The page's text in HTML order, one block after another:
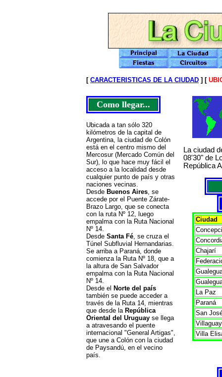
[ CARACTERISTICAS DE LA CIUDAD ] [
Como llegar...
Ubicada a tan sólo 320
kilómetros de la capital de
Argentina, la ciudad de Colón
está en el centro mismo del
Mercosur (Mercado Común del
Sur), lo que hace muy fácil el
acceso a la localidad desde
cualquier punto de país y otras
naciones vecinas.
Desde Buenos Aires, se
accede por el Puente Zárate-
Brazo Largo, que se conecta
con la ruta Nº 12, luego
empalma con la Ruta Nacional
Nº 14.
Desde Santa Fé, se cruza el
Túnel Subfluvial Hernandarias.
Se arriba a Paraná, donde
comienza la Ruta Nº 18, que a
la altura de San Salvador
empalma con la Ruta Nacional
Nº 14.
Desde el Norte del país
también se puede acceder a
través de la Ruta 14, mientras
que desde la República
Oriental del Uruguay se llega
a atravesando el puente
internacional "General Artigas",
que une a Colón con la ciudad
de Paysandú, en el vecino
país.
La ciudad
08'30" de
República
Ciudad
Chajarí
La Paz
Paraná
San
Villaguay
Villa